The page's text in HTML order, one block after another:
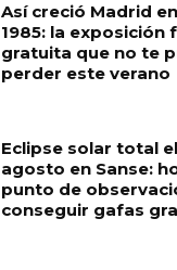
Así creció Madrid
1985: la exposición
gratuita que no te
perder este verano
Eclipse solar total
agosto en Sanse:
punto de
conseguir gafas